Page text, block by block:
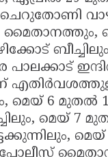
ചെറുതോണി
മൈതാനത്തും,
മെയ് 6 മുതൽ
മെയ് 7